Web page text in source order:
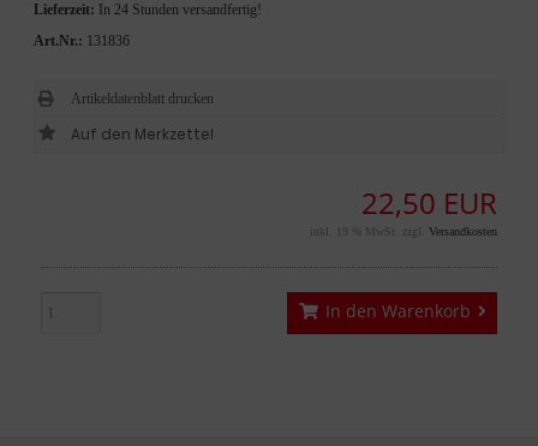
22,50 EUR
inkl. 19 % MwSt. zzgl. Versandkosten
In den Warenkorb
Lieferzeit:
In 24 Stunden versandfertig!
Art.Nr.: 131836
Artikeldatenblatt drucken